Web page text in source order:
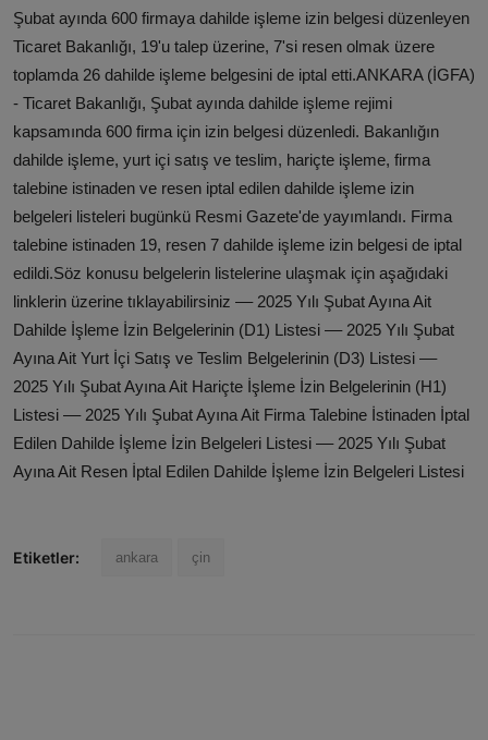
Şubat ayında 600 firmaya dahilde işleme izin belgesi düzenleyen
Ticaret Bakanlığı, 19'u talep üzerine, 7'si resen olmak üzere
toplamda 26 dahilde işleme belgesini de iptal etti.ANKARA (İGFA)
- Ticaret Bakanlığı, Şubat ayında dahilde işleme rejimi
kapsamında 600 firma için izin belgesi düzenledi. Bakanlığın
dahilde işleme, yurt içi satış ve teslim, hariçte işleme, firma
talebine istinaden ve resen iptal edilen dahilde işleme izin
belgeleri listeleri bugünkü Resmi Gazete'de yayımlandı. Firma
talebine istinaden 19, resen 7 dahilde işleme izin belgesi de iptal
edildi.​​​​​​​ Söz konusu belgelerin listelerine ulaşmak için aşağıdaki
linklerin üzerine tıklayabilirsiniz –– 2025 Yılı Şubat Ayına Ait
Dahilde İşleme İzin Belgelerinin (D1) Listesi –– 2025 Yılı Şubat
Ayına Ait Yurt İçi Satış ve Teslim Belgelerinin (D3) Listesi ––
2025 Yılı Şubat Ayına Ait Hariçte İşleme İzin Belgelerinin (H1)
Listesi –– 2025 Yılı Şubat Ayına Ait Firma Talebine İstinaden İptal
Edilen Dahilde İşleme İzin Belgeleri Listesi –– 2025 Yılı Şubat
Ayına Ait Resen İptal Edilen Dahilde İşleme İzin Belgeleri Listesi
Etiketler: ankara çin